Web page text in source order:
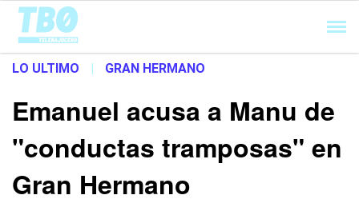
Cargando...
LO ULTIMO | GRAN HERMANO
Emanuel acusa a Manu de
"conductas tramposas" en
Gran Hermano